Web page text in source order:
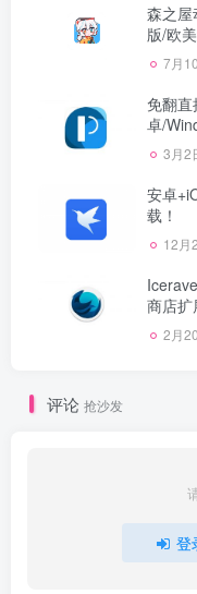
森之
版/欧
7月
免翻直
卓/
3月2
安卓
载！
12月
商店扩
2月
评论 抢沙发
登